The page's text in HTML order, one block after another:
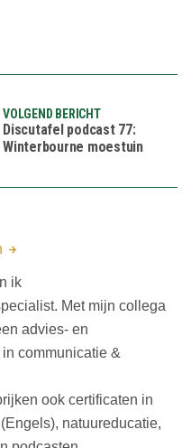
VOLGEND BERICHT
Discutafel podcast 77:
Winterbourne moestuin
ik
Met mijn collega
advies- en
communicatie &
ook certificaten in
natuureducatie,